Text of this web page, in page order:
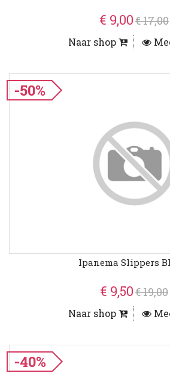
€ 9,00€ 17,00
Naar shop
-50%
Ipanema Slippers
€ 9,50€ 19,00
Naar shop
-40%